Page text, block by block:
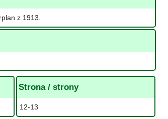
z 1913.
Strona / strony
12-13